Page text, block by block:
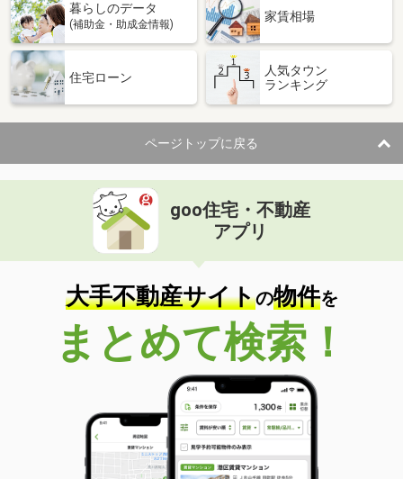
暮らしのデータ
(補助金・助成金情報)
家賃相場
住宅ローン
人気タウン
ランキング
ページトップに戻る
goo住宅・不動産
アプリ
大手不動産サイトの物件を
まとめて検索！